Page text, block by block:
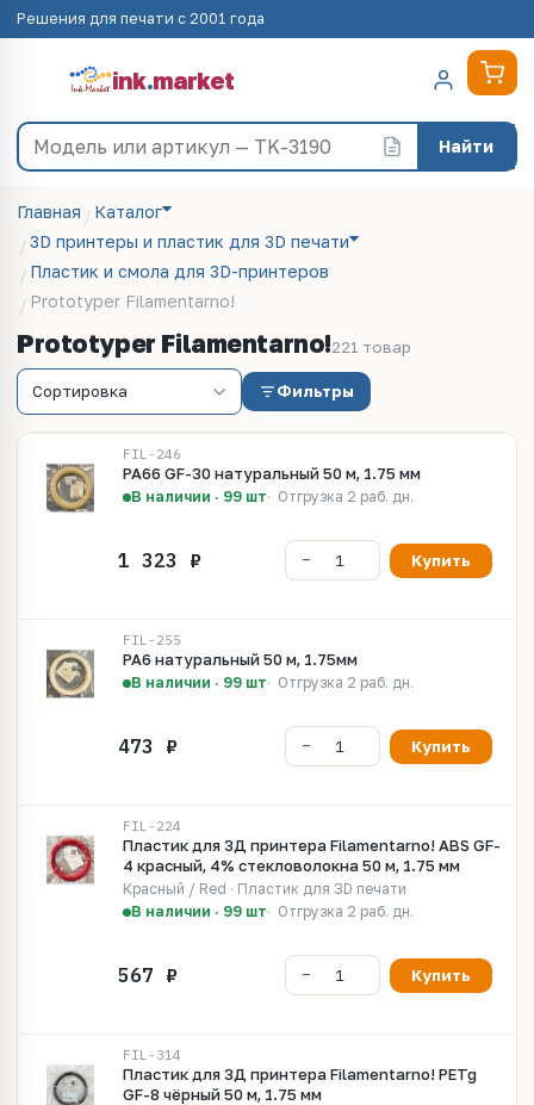
Решения для печати с 2001 года
ink.market
Найти
Главная
Каталог
3D принтеры и пластик для 3D печати
Пластик и смола для 3D-принтеров
Prototyper Filamentarno!
Prototyper Filamentarno!221 товар
Фильтры
FIL-246
PA66 GF-30 натуральный 50 м, 1.75 мм
В наличии · 99 шт Отгрузка 2 раб. дн.
Купить
FIL-255
PA6 натуральный 50 м, 1.75мм
В наличии · 99 шт Отгрузка 2 раб. дн.
Купить
FIL-224
Пластик для 3Д принтера Filamentarno! ABS GF-
4 красный, 4% стекловолокна 50 м, 1.75 мм
Красный / Red · Пластик для 3D печати
В наличии · 99 шт
Отгрузка 2 раб. дн.
Купить
FIL-314
Пластик для 3Д принтера Filamentarno! PETg
GF-8 чёрный 50 м, 1.75 мм